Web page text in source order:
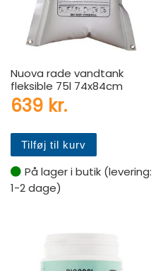
Nuova rade vandtank
fleksible 75l 74x84cm
639 kr.
Tilføj til kurv
På lager i butik (levering:
1-2 dage)